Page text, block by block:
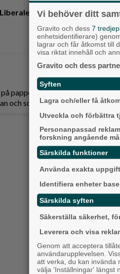
papper och är helt GRATIS!
och sociala medier.
Vi behöver ditt
Gravito och dess 7
enhetsidentifierare)
lagrar och får åtkomst till
visa riktat innehåll och
Gravito och dess
Syften
Lagra och/eller få
Utveckla och förbättra
Personanpassad
forskning angående
Särskilda funktioner
Använda exakta
Identifiera enheter
Särskilda syften
Säkerställa säkerhet,
Leverera och visa
Genom att acceptera
användarupplevelsen.
att verka, du kan invända
välja 'Inställningar' längst